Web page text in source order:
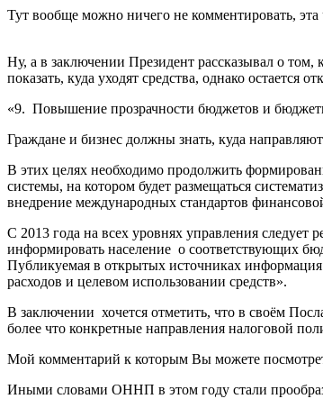
Тут вообще можно ничего не комментировать,
Ну, а в заключении Президент рассказывал о
показать, куда уходят средства, однако остается
«9. Повышение прозрачности бюджетов и
Граждане и бизнес должны знать, куда
В этих целях необходимо продолжить
системы, на котором будет размещаться
внедрение международных стандартов
С 2013 года на всех уровнях управления
информировать население о соответствующих
Публикуемая в открытых источниках информация
расходов и целевом использовании средств».
В заключении хочется отметить, что в своём
более что конкретные направления налоговой
Мой комментарий к которым Вы можете
Иными словами ОННП в этом году стали